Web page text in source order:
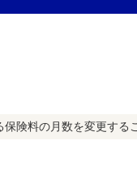
険料の月数を変更する